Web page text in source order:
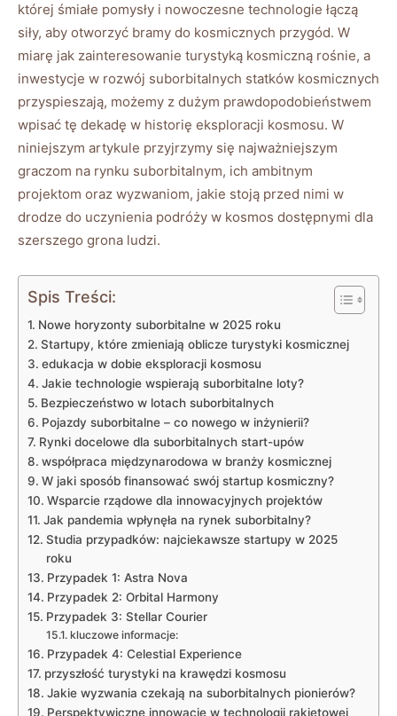
⁣której śmiałe ⁣pomysły i ‍nowoczesne technologie łączą
siły,⁤ aby otworzyć bramy ⁤do kosmicznych przygód. W
miarę jak zainteresowanie turystyką kosmiczną rośnie, a
inwestycje​ w rozwój⁢ suborbitalnych ​statków kosmicznych
przyspieszają, możemy​ z​ dużym prawdopodobieństwem
wpisać⁢ tę dekadę w historię eksploracji kosmosu. W
niniejszym artykule przyjrzymy się‍ najważniejszym
graczom ⁢na rynku suborbitalnym, ich ambitnym
‌projektom oraz ⁣wyzwaniom, jakie stoją przed nimi ⁣w
drodze do uczynienia podróży ⁣w kosmos ⁤dostępnymi dla
szerszego‌ grona‍ ludzi.
Spis Treści:
Nowe horyzonty suborbitalne⁤ w 2025 roku
Startupy, które zmieniają⁤ oblicze⁣ turystyki kosmicznej
edukacja w dobie eksploracji kosmosu
Jakie technologie wspierają‌ suborbitalne loty?
Bezpieczeństwo w lotach suborbitalnych
Pojazdy ⁤suborbitalne – ⁣co nowego⁢ w inżynierii?
Rynki‌ docelowe ​dla suborbitalnych start-upów
współpraca ​międzynarodowa w branży kosmicznej
W jaki‌ sposób ‍finansować swój startup ⁤kosmiczny?
Wsparcie rządowe ​dla innowacyjnych projektów
Jak pandemia wpłynęła na ‌rynek suborbitalny?
Studia przypadków:​ najciekawsze‍ startupy ​w 2025
roku
Przypadek 1: Astra Nova
Przypadek ⁣2: Orbital ‌Harmony
Przypadek 3: Stellar Courier
kluczowe informacje:
Przypadek 4:⁣ Celestial Experience
przyszłość ⁤turystyki na krawędzi ‌kosmosu
Jakie ⁢wyzwania ‍czekają na suborbitalnych pionierów?
Perspektywiczne ⁤innowacje ​w technologii rakietowej